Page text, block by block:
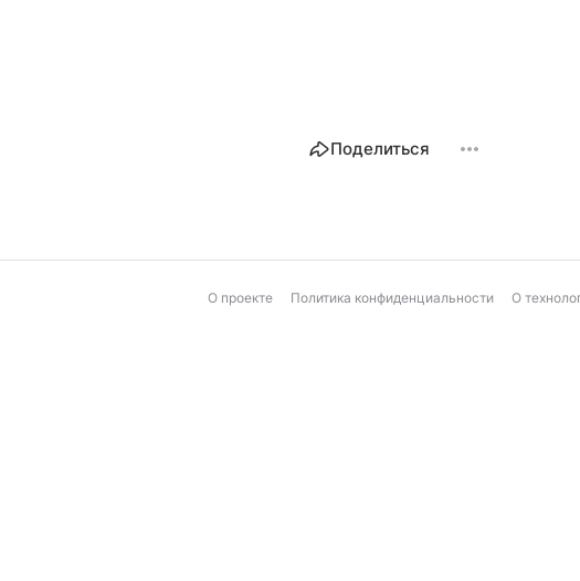
Поделиться
О проекте Политика конфиденциальности О